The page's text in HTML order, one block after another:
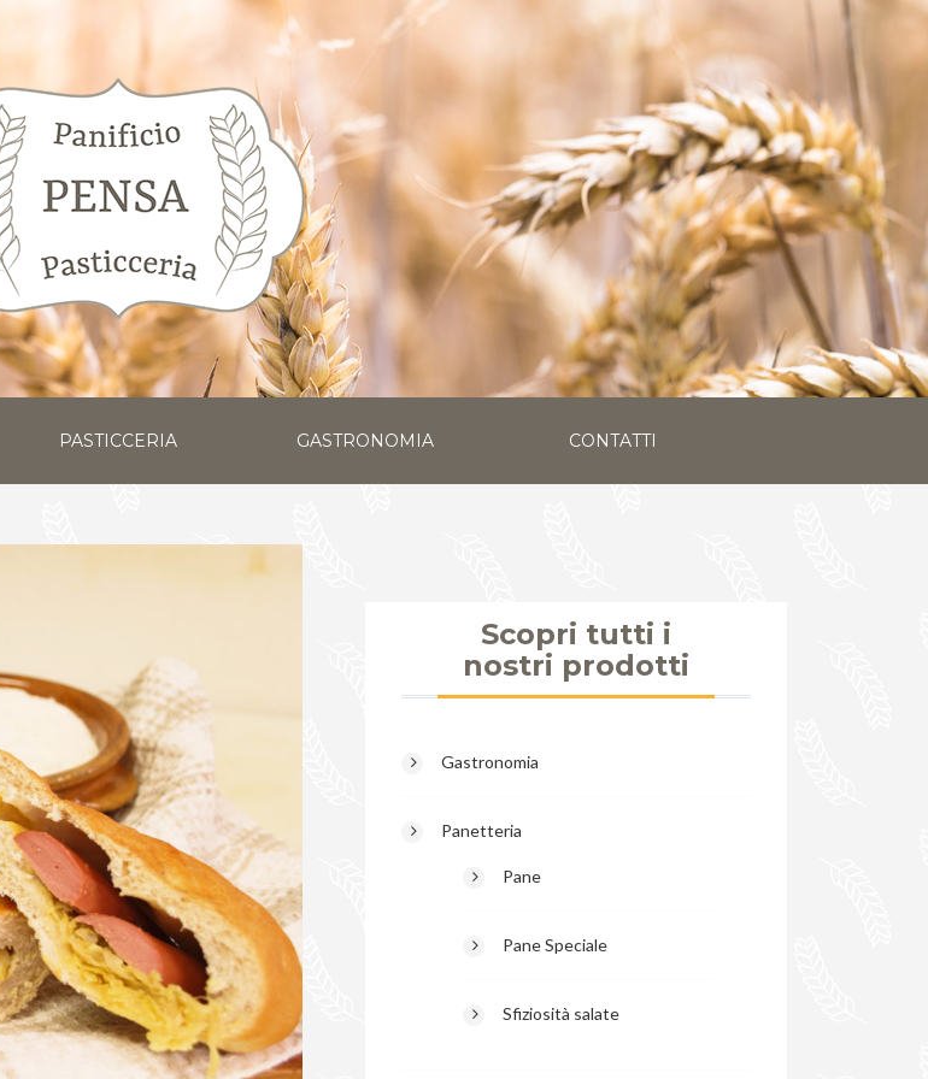
PASTICCERIA GASTRONOMIA CONTATTI
Scopri tutti i
nostri prodotti
Gastronomia
Panetteria
Pane
Pane Speciale
Sfiziosità salate